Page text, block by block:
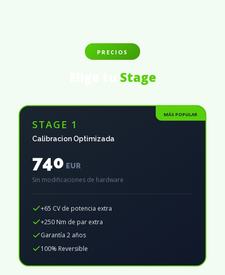
PRECIOS
Stage
MÁS POPULAR
STAGE 1
Calibracion Optimizada
740 EUR
Sin modificaciones de hardware
+65 CV de potencia extra
+250 Nm de par extra
Garantía 2 años
100% Reversible